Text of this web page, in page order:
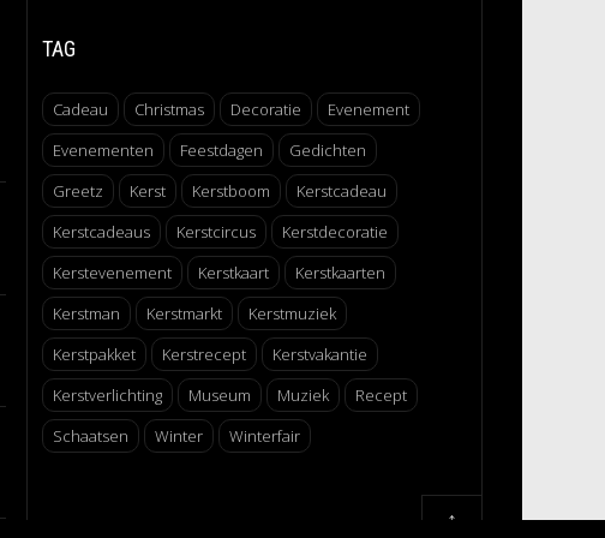
TAG
Cadeau Christmas Decoratie
Evenement
Evenementen
Feestdagen
Gedichten
Greetz
Kerst Kerstboom
Kerstcadeau
Kerstcadeaus
Kerstcircus
Kerstdecoratie
Kerstevenement
Kerstkaart
Kerstkaarten
Kerstman
Kerstmarkt
Kerstmuziek
Kerstpakket
Kerstrecept
Kerstvakantie
Kerstverlichting
Museum Muziek
Recept
Schaatsen
Winter Winterfair
↑